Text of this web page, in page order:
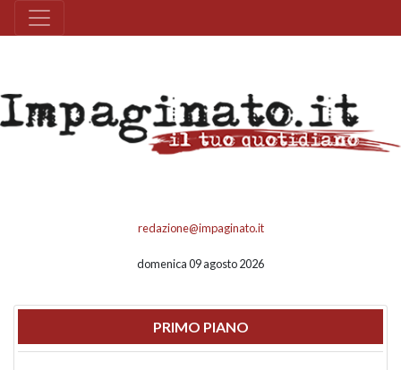
redazione@impaginato.it
domenica 09 agosto 2026
PRIMO PIANO